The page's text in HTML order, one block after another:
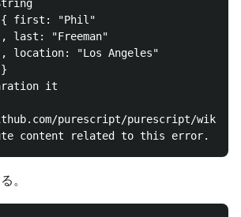
first: "Phil"
last: "Freeman"
location: "Los Angeles"
it
purescript/purescript/wiki/
。